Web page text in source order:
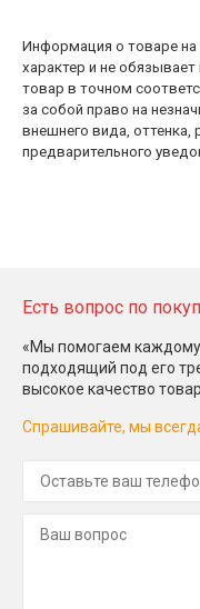
Информация о товаре на
характер и не
товар в точном
за собой право на
внешнего вида, оттенка,
предварительного
Есть вопрос по
«Мы помогаем
подходящий под его
высокое качество
Спрашивайте, мы